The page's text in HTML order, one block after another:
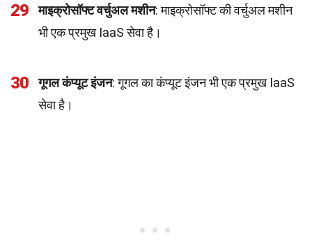
29 माइक्रोसॉफ्ट वर्चुअल मशीन: माइक्रोसॉफ्ट की वर्चुअल मशीन
भी एक प्रमुख IaaS सेवा है।
30 गूगल कंप्यूट इंजन: गूगल का कंप्यूट इंजन भी एक प्रमुख IaaS
सेवा है।